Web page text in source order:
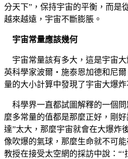
分天下”，保持宇宙的平衡，而是
越來越遠，宇宙不斷膨脹。
宇宙常量應該幾何
宇宙常量該有多大，這是宇宙
英科學家波爾‧施泰恩加德和尼
量的大小計算中發現了宇宙大爆
科學界一直都試圖解釋的一個
麼多常量的值都是那麼正好，剛
達”太大，那麼宇宙就會在大爆炸
像吹爆的氣球，那麼生命就不可
教授在接受太空網的採訪中說：“‘